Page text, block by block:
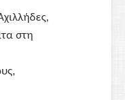
,
στη
,